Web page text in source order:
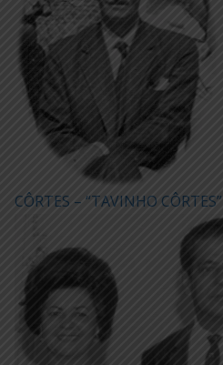
CÔRTES – “TAVINHO CÔRTES”